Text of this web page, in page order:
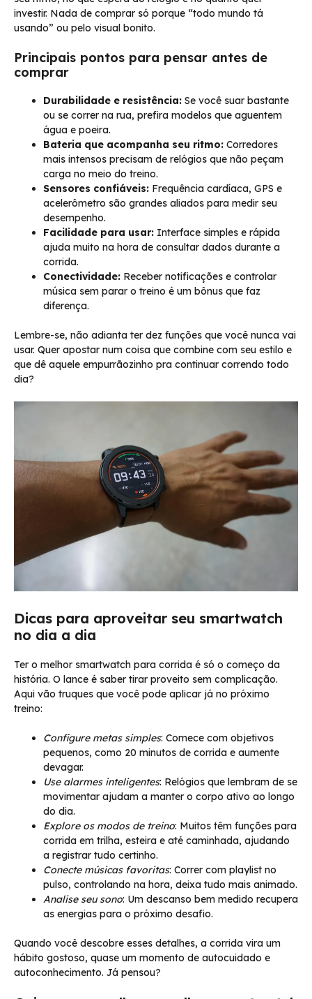
investir. Nada de comprar só porque “todo mundo tá
usando” ou pelo visual bonito.
Principais pontos para pensar antes de
comprar
Durabilidade e resistência: Se você suar bastante
ou se correr na rua, prefira modelos que aguentem
água e poeira.
Bateria que acompanha seu ritmo: Corredores
mais intensos precisam de relógios que não peçam
carga no meio do treino.
Sensores confiáveis: Frequência cardíaca, GPS e
acelerômetro são grandes aliados para medir seu
desempenho.
Facilidade para usar: Interface simples e rápida
ajuda muito na hora de consultar dados durante a
corrida.
Conectividade: Receber notificações e controlar
música sem parar o treino é um bônus que faz
diferença.
Lembre-se, não adianta ter dez funções que você nunca vai
usar. Quer apostar num coisa que combine com seu estilo e
que dê aquele empurrãozinho pra continuar correndo todo
dia?
Dicas para aproveitar seu smartwatch
no dia a dia
Ter o melhor smartwatch para corrida é só o começo da
história. O lance é saber tirar proveito sem complicação.
Aqui vão truques que você pode aplicar já no próximo
treino:
Configure metas simples: Comece com objetivos
pequenos, como 20 minutos de corrida e aumente
devagar.
Use alarmes inteligentes: Relógios que lembram de se
movimentar ajudam a manter o corpo ativo ao longo
do dia.
Explore os modos de treino: Muitos têm funções para
corrida em trilha, esteira e até caminhada, ajudando
a registrar tudo certinho.
Conecte músicas favoritas: Correr com playlist no
pulso, controlando na hora, deixa tudo mais animado.
Analise seu sono: Um descanso bem medido recupera
as energias para o próximo desafio.
Quando você descobre esses detalhes, a corrida vira um
hábito gostoso, quase um momento de autocuidado e
autoconhecimento. Já pensou?